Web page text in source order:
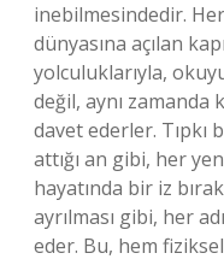
inebilmesindedir.
dünyasına açılan
yolculuklarıyla,
değil, aynı
davet ederler. Tıpkı
attığı an gibi, her
hayatında bir iz
ayrılması gibi, her
eder. Bu, hem